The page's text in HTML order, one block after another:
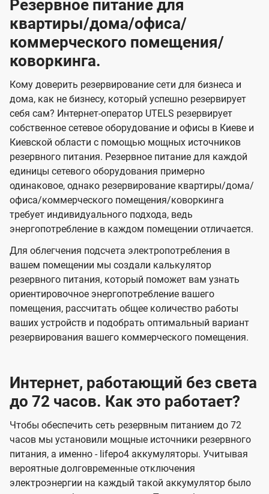
Резервное питание для
квартиры/дома/офиса/
коммерческого помещения/
коворкинга.
Кому доверить резервирование сети для бизнеса и
дома, как не бизнесу, который успешно резервирует
себя сам? Интернет-оператор UTELS резервирует
собственное сетевое оборудование и офисы в Киеве и
Киевской области с помощью мощных источников
резервного питания. Резервное питание для каждой
единицы сетевого оборудования примерно
одинаковое, однако резервирование квартиры/дома/
офиса/коммерческого помещения/коворкинга
требует индивидуального подхода, ведь
энергопотребление в каждом помещении отличается.
Для облегчения подсчета электропотребления в
вашем помещении мы создали калькулятор
резервного питания, который поможет вам узнать
ориентировочное энергопотребление вашего
помещения, рассчитать общее количество работы
ваших устройств и подобрать оптимальный вариант
резервирования вашего коммерческого помещения.
Интернет, работающий без света
до 72 часов. Как это работает?
Чтобы обеспечить сеть резервным питанием до 72
часов мы установили мощные источники резервного
питания, а именно - lifepo4 аккумуляторы. Учитывая
вероятные долговременные отключения
электроэнергии на каждый такой аккумулятор было